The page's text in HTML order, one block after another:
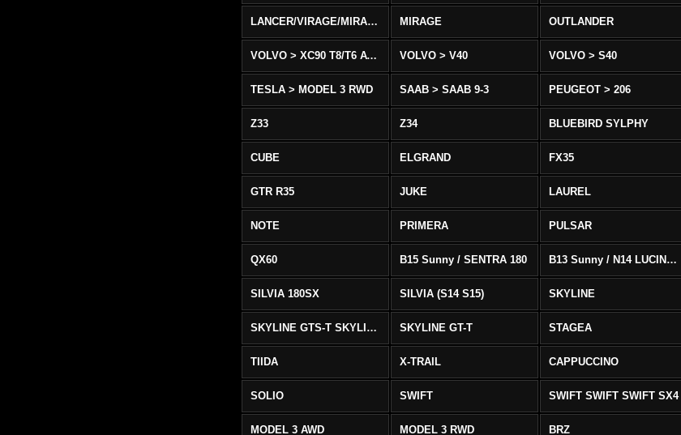
LANCER/VIRAGE/MIRAGE MIRAGE OUTLANDER
VOLVO > XC90 T8/T6 AWD VOLVO > V40 VOLVO > S40
TESLA > MODEL 3 RWD SAAB > SAAB 9-3 PEUGEOT > 206
Z33 Z34 BLUEBIRD SYLPHY
CUBE ELGRAND FX35
GTR R35 JUKE LAUREL
NOTE PRIMERA PULSAR
QX60 B15 Sunny / SENTRA 180 B13 Sunny / N14 LUCINO / SENTRA 331
SILVIA 180SX SILVIA (S14 S15) SKYLINE
SKYLINE GTS-T SKYLINE GTS-T SKYLINE GT-T STAGEA
TIIDA X-TRAIL CAPPUCCINO
SOLIO SWIFT SWIFT SWIFT SWIFT SX4
MODEL 3 AWD MODEL 3 RWD BRZ